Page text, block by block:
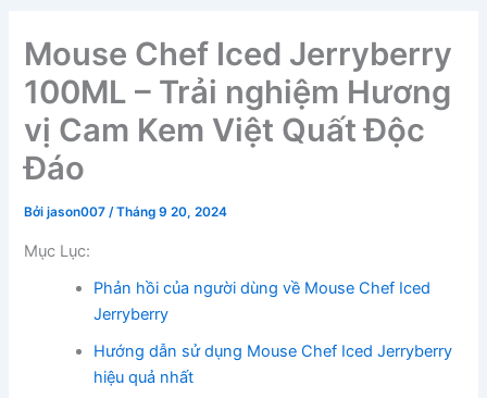
Mouse Chef Iced Jerryberry
100ML – Trải nghiệm Hương
vị Cam Kem Việt Quất Độc
Đáo
Bởijason007/Tháng 9 20, 2024
Mục Lục:
Phản hồi của người dùng về Mouse Chef Iced
Jerryberry
Hướng dẫn sử dụng Mouse Chef Iced Jerryberry
hiệu quả nhất